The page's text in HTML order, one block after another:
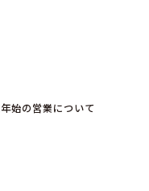
始の営業について